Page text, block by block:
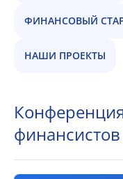
ФИНАНСОВЫЙ
НАШИ ПРОЕКТЫ
финансистов